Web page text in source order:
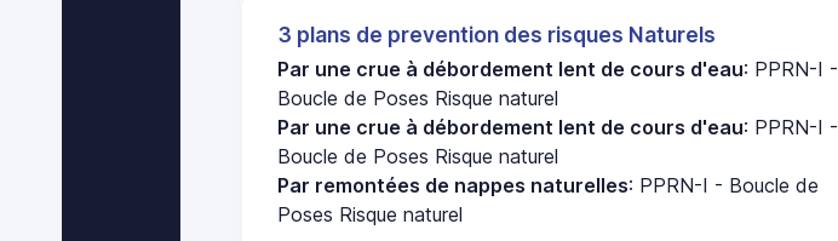
3 plans de prevention des risques Naturels
Par une crue à débordement lent de cours d'eau: PPRN-I -
Boucle de Poses Risque naturel
Par une crue à débordement lent de cours d'eau: PPRN-I -
Boucle de Poses Risque naturel
Par remontées de nappes naturelles: PPRN-I - Boucle de
Poses Risque naturel